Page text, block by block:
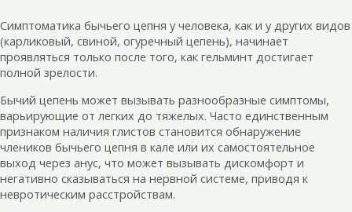
Симптоматика бычьего цепня у человека, как и у других видов
(карликовый, свиной, огуречный цепень), начинает
проявляться только после того, как гельминт достигает
полной зрелости.
Бычий цепень может вызывать разнообразные симптомы,
варьирующие от легких до тяжелых. Часто единственным
признаком наличия глистов становится обнаружение
члеников бычьего цепня в кале или их самостоятельное
выход через анус, что может вызывать дискомфорт и
негативно сказываться на нервной системе, приводя к
невротическим расстройствам.